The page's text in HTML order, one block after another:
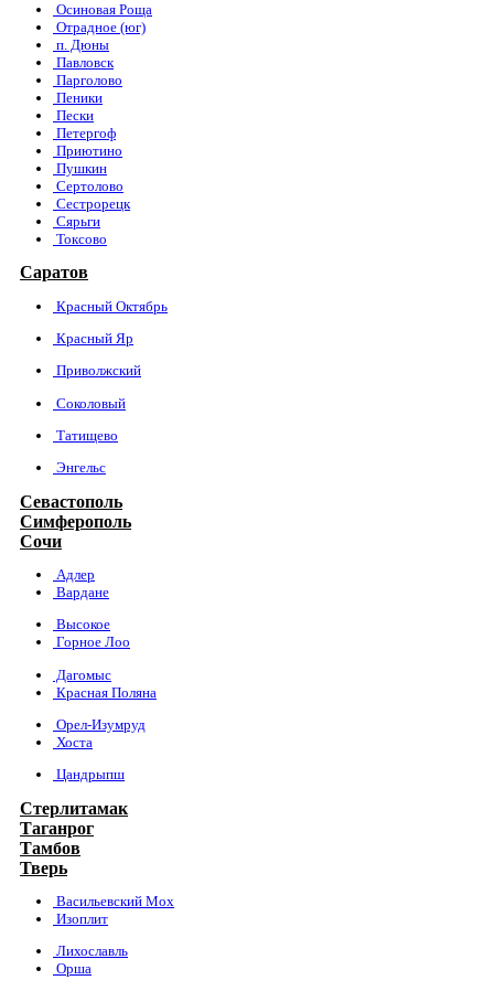
Осиновая Роща
Отрадное (юг)
п. Дюны
Павловск
Парголово
Пеники
Пески
Петергоф
Приютино
Пушкин
Сертолово
Сестрорецк
Сярьги
Токсово
Саратов
Красный Октябрь
Красный Яр
Приволжский
Соколовый
Татищево
Энгельс
Севастополь
Симферополь
Сочи
Адлер
Вардане
Высокое
Горное Лоо
Дагомыс
Красная Поляна
Орел-Изумруд
Хоста
Цандрыпш
Стерлитамак
Таганрог
Тамбов
Тверь
Васильевский Мох
Изоплит
Лихославль
Орша